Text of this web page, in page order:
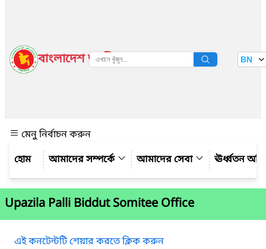
বাংলাদেশ জাতীয় তথ্য বাতায়ন BN
মেনু নির্বাচন করুন
আমাদের সম্পর্কে
আমাদের সেবা ঊর্ধ্বতন
Upazila Palli Biddut Somitee Office
এই কনটেন্টটি শেয়ার করতে ক্লিক করুন